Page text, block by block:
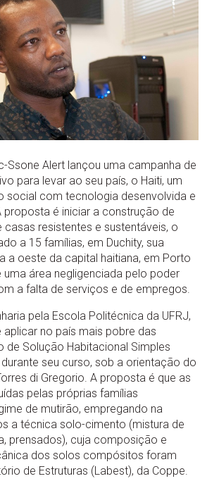
Ssone Alert lançou uma campanha de
para levar ao seu país, o Haiti, um
social com tecnologia desenvolvida e
proposta é iniciar a construção de
casas resistentes e sustentáveis, o
a 15 famílias, em Duchity, sua
a oeste da capital haitiana, em Porto
uma área negligenciada pelo poder
a falta de serviços e de empregos.
pela Escola Politécnica da UFRJ,
no país mais pobre das
de Solução Habitacional Simples
durante seu curso, sob a orientação do
di Gregorio. A proposta é que as
pelas próprias famílias
de mutirão, empregando na
a técnica solo-cimento (mistura de
prensados), cuja composição e
dos solos compósitos foram
de Estruturas (Labest), da Coppe.